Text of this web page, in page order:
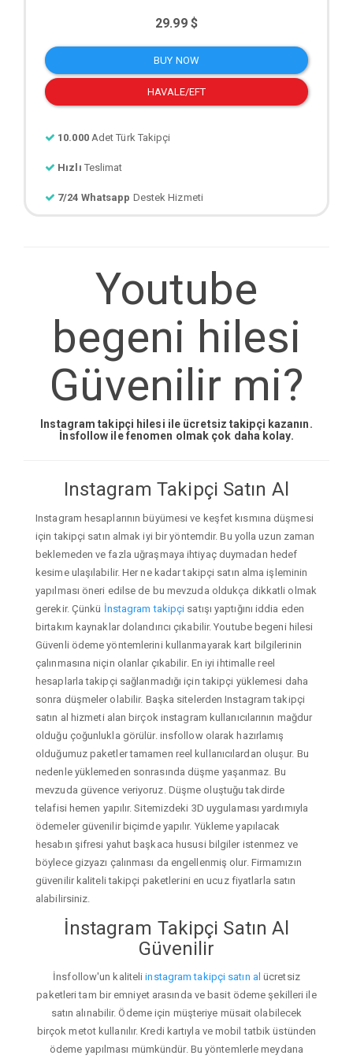
29.99 $
BUY NOW
HAVALE/EFT
10.000 Adet Türk Takipçi
Hızlı Teslimat
7/24 Whatsapp Destek Hizmeti
Youtube
begeni hilesi
Güvenilir mi?
Instagram takipçi hilesi ile ücretsiz takipçi kazanın.
İnsfollow ile fenomen olmak çok daha kolay.
Instagram Takipçi Satın Al
Instagram hesaplarının büyümesi ve keşfet kısmına düşmesi
için takipçi satın almak iyi bir yöntemdir. Bu yolla uzun zaman
beklemeden ve fazla uğraşmaya ihtiyaç duymadan hedef
kesime ulaşılabilir. Her ne kadar takipçi satın alma işleminin
yapılması öneri edilse de bu mevzuda oldukça dikkatli olmak
gerekir. Çünkü İnstagram takipçi satışı yaptığını iddia eden
birtakım kaynaklar dolandırıcı çıkabilir. Youtube begeni hilesi
Güvenli ödeme yöntemlerini kullanmayarak kart bilgilerinin
çalınmasına niçin olanlar çıkabilir. En iyi ihtimalle reel
hesaplarla takipçi sağlanmadığı için takipçi yüklemesi daha
sonra düşmeler olabilir. Başka sitelerden Instagram takipçi
satın al hizmeti alan birçok instagram kullanıcılarının mağdur
olduğu çoğunlukla görülür. insfollow olarak hazırlamış
olduğumuz paketler tamamen reel kullanıcılardan oluşur. Bu
nedenle yüklemeden sonrasında düşme yaşanmaz. Bu
mevzuda güvence veriyoruz. Düşme oluştuğu takdirde
telafisi hemen yapılır. Sitemizdeki 3D uygulaması yardımıyla
ödemeler güvenilir biçimde yapılır. Yükleme yapılacak
hesabın şifresi yahut başkaca hususi bilgiler istenmez ve
böylece gizyazı çalınması da engellenmiş olur. Firmamızın
güvenilir kaliteli takipçi paketlerini en ucuz fiyatlarla satın
alabilirsiniz.
İnstagram Takipçi Satın Al
Güvenilir
İnsfollow'un kaliteliinstagram takipçi satın al ücretsiz
paketleri tam bir emniyet arasında ve basit ödeme şekilleri ile
satın alınabilir. Ödeme için müşteriye müsait olabilecek
birçok metot kullanılır. Kredi kartıyla ve mobil tatbik üstünden
ödeme yapılması mümkündür. Bu yöntemlerle meydana